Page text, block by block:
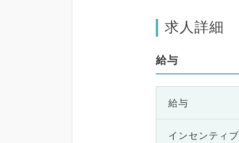
求人詳細
給与
給与
インセンティブ